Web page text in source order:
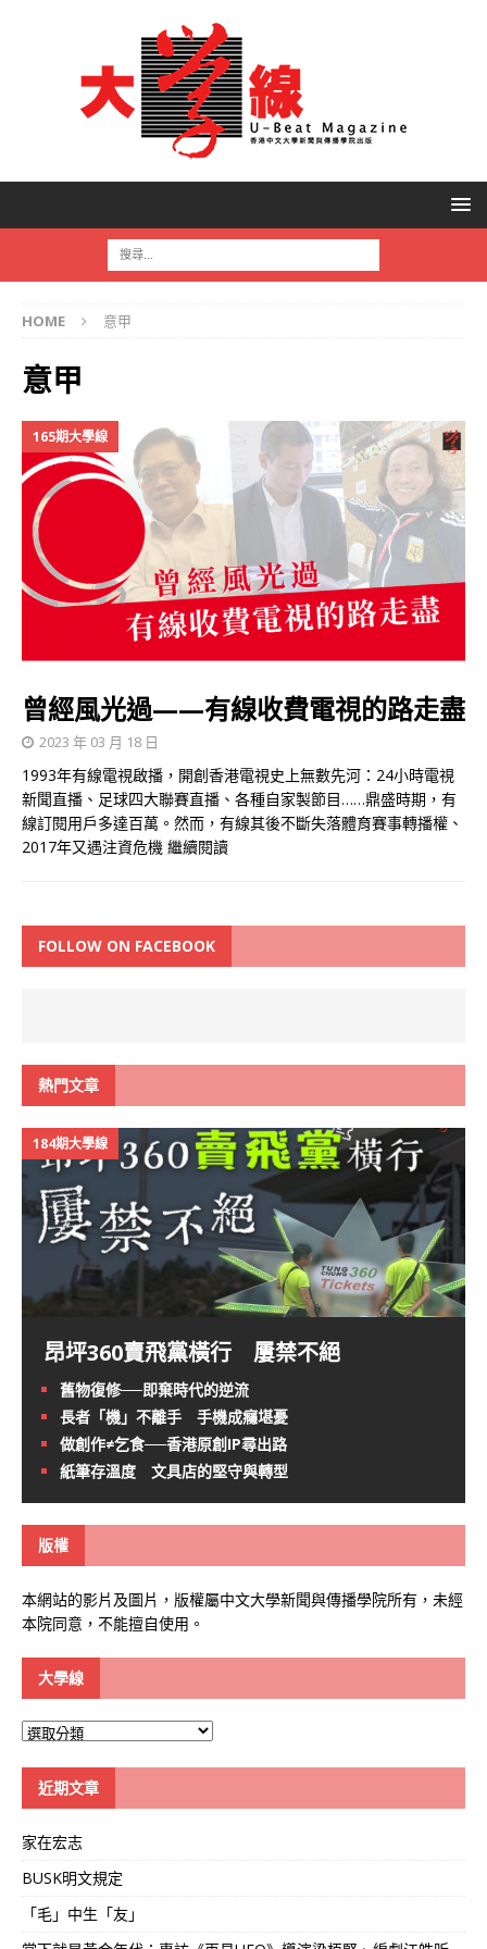
HOME 意甲
意甲
165期大學線
曾經風光過——有線收費電視的路走盡
2023 年 03 月 18 日
1993年有線電視啟播，開創香港電視史上無數先河：24小時電視
新聞直播、足球四大聯賽直播、各種自家製節目……鼎盛時期，有
線訂閱用戶多達百萬。然而，有線其後不斷失落體育賽事轉播權、
2017年又遇注資危機 繼續閱讀
FOLLOW ON FACEBOOK
熱門文章
184期大學線
昂坪360賣飛黨橫行 屢禁不絕
舊物復修──即棄時代的逆流
長者「機」不離手 手機成癮堪憂
做創作≠乞食──香港原創IP尋出路
紙筆存溫度 文具店的堅守與轉型
版權
本網站的影片及圖片，版權屬中文大學新聞與傳播學院所有，未經
本院同意，不能擅自使用。
大學線
大
近期文章
家在宏志
BUSK明文規定
「毛」中生「友」